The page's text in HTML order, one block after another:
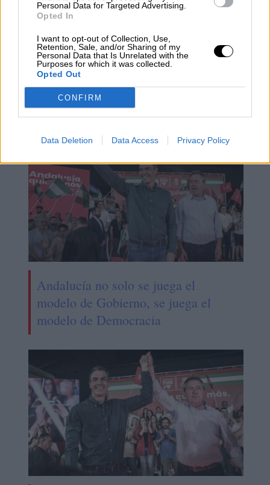
Personal Data for Targeted Advertising.
Opted In
I want to opt-out of Collection, Use,
Retention, Sale, and/or Sharing of my
Personal Data that Is Unrelated with the
Purposes for which it was collected.
Opted Out
CONFIRM
Data Deletion Data Access Privacy Policy
fuerza de las armas. Los ciudadanos están
que siguen series y películas de terror, para
entretenerse.
fascismo Franquismo ultraderecha opinión política
NOTICIAS RELACIONADAS
Andalucía no solo se juega el
modelo de Gobierno, se juega el
modelo de Democracia